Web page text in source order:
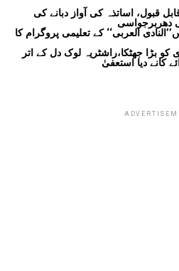
قبول، اساتذہ کی آواز دبانے کی
العربی‘‘ کے تعلیمی پروگرام کا
بڑا جھٹکا،راشٹریہ لوک دل کے اتر
کانے دیا استعفیٰ